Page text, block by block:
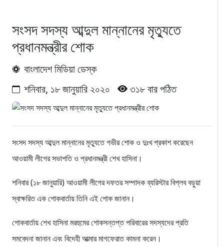
সংসদ সদস্য আব্দুল মান্নানের মৃত্যুতে
প্রধানমন্ত্রীর শোক
বাংলাদেশ মিডিয়া ডেস্ক
শনিবার, ১৮ জানুয়ারি ২০২০
৩১৮ বার পঠিত
সংসদ সদস্য আব্দুল মান্নানের মৃত্যুতে গভীর শোক ও দুঃখ প্রকাশ করেছেন
আওয়ামী লীগের সভাপতি ও প্রধানমন্ত্রী শেখ হাসিনা।
শনিবার (১৮ জানুয়ারি) আওয়ামী লীগের দফতর সম্পাদক ব্যরিস্টার বিপ্লব বড়ুয়া
স্বাক্ষরিত এক শোকবার্তায় তিনি এই শোক জানান।
শোকবার্তায় শেখ হাসিনা মরহুমের শোকসন্তপ্ত পরিবারের সদস্যদের প্রতি
সমবেদনা জানান এবং বিদেহী আত্মার মাগফেরাত কামনা করেন।